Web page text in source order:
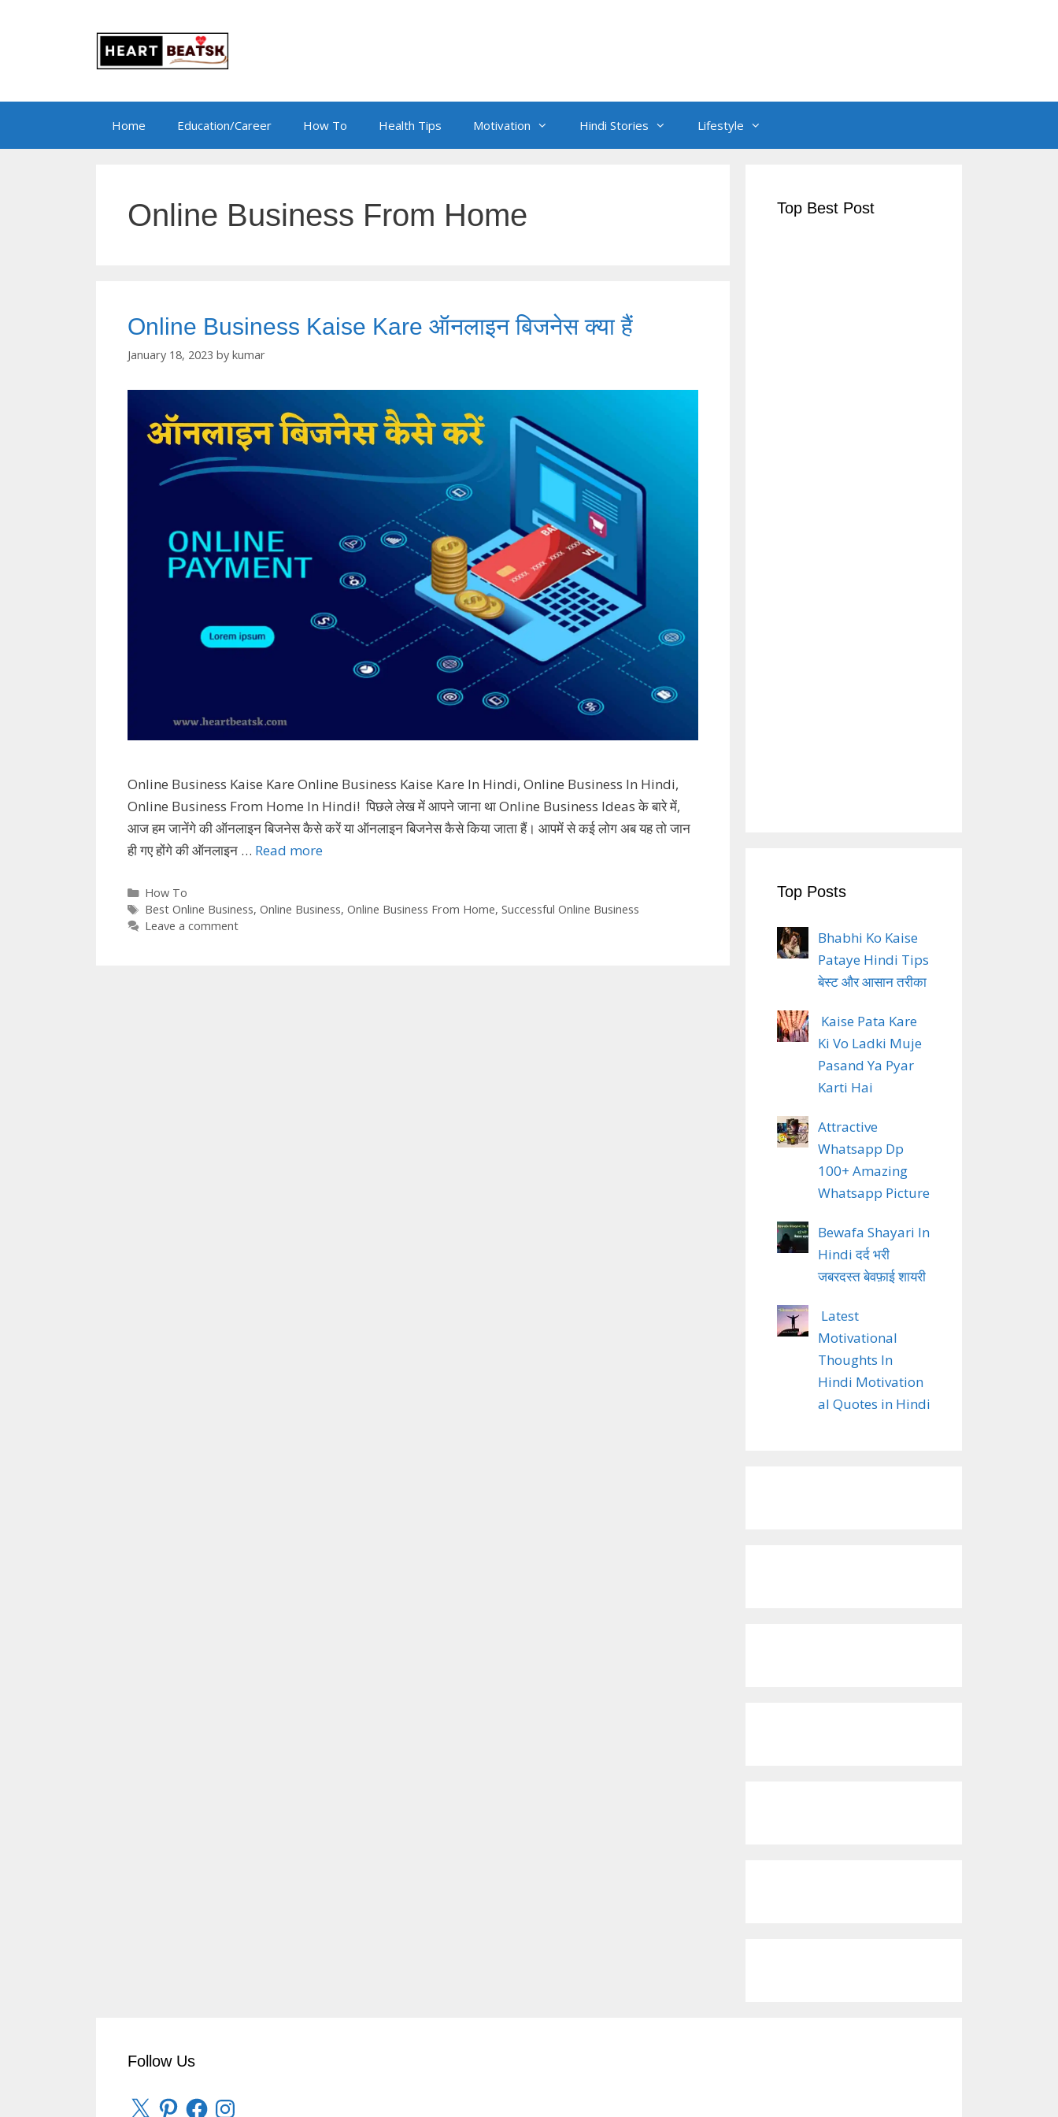
Home Education/Career How To Health Tips Motivation Hindi Stories Lifestyle
Online Business From Home
Online Business Kaise Kare ऑनलाइन बिजनेस क्या हैं
January 18, 2023 by kumar
Online Business Kaise Kare Online Business Kaise Kare In Hindi, Online Business In Hindi,
Online Business From Home In Hindi! पिछले लेख में आपने जाना था Online Business Ideas के बारे में,
आज हम जानेंगे की ऑनलाइन बिजनेस कैसे करें या ऑनलाइन बिजनेस कैसे किया जाता हैं। आपमें से कई लोग अब यह तो जान
ही गए होंगे की ऑनलाइन … Read more
Categories
How To
Tags
Best Online Business, Online Business, Online Business From Home, Successful Online Business
Leave a comment
Top Best Post
Top Posts
Bhabhi Ko Kaise
Pataye Hindi Tips
बेस्ट और आसान तरीका
Kaise Pata Kare
Ki Vo Ladki Muje
Pasand Ya Pyar
Karti Hai
Attractive
Whatsapp Dp
100+ Amazing
Whatsapp Picture
Bewafa Shayari In
Hindi दर्द भरी
जबरदस्त बेवफ़ाई शायरी
Latest
Motivational
Thoughts In
Hindi Motivation
al Quotes in Hindi
Follow Us
X PinterestFacebookInstagram